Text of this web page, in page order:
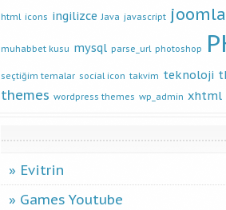
html icons ingilizce Java javascript joomla
muhabbet kusu mysql parse_url photoshop
seçtiğim temalar social icon takvim teknoloji
themes wordpress themes wp_admin xhtml
Evitrin
Games Youtube